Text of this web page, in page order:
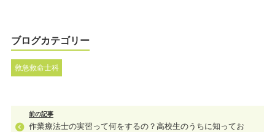
ブログカテゴリー
救急救命士科
前の記事
作業療法士の実習って何をするの？高校生のうちに知ってお